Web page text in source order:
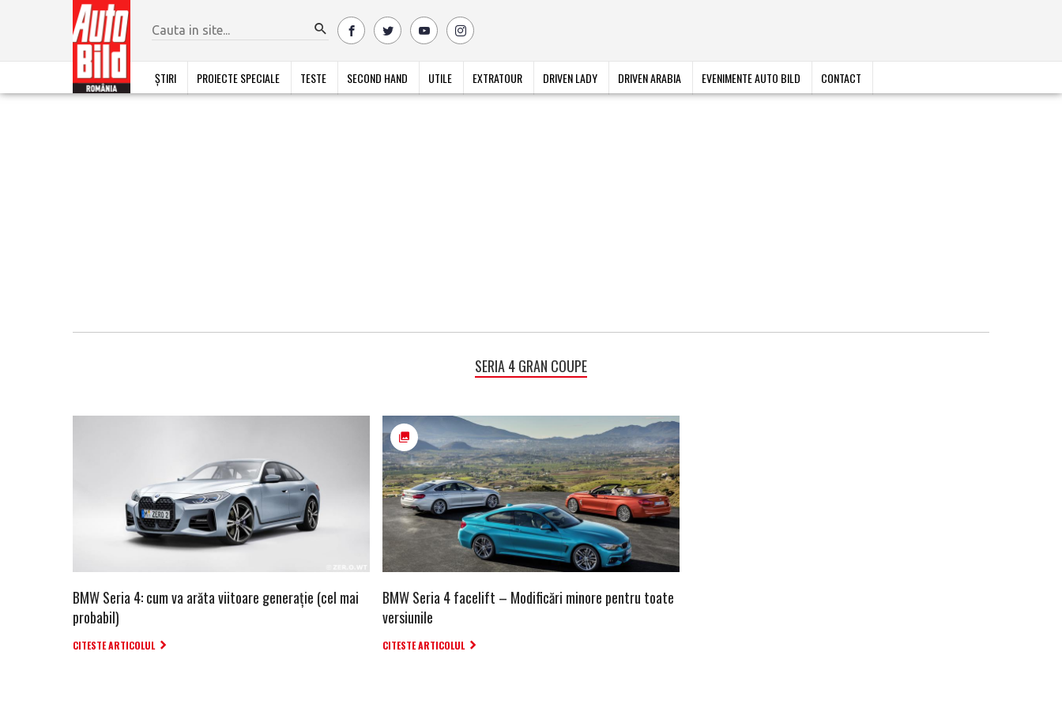
ȘTIRI PROIECTE SPECIALE TESTE SECOND HAND UTILE EXTRATOUR DRIVEN LADY DRIVEN ARABIA EVENIMENTE AUTO BILD CONTACT
SERIA 4 GRAN COUPE
BMW Seria 4: cum va arăta viitoare generație (cel mai
probabil)
CITESTE ARTICOLUL
BMW Seria 4 facelift – Modificări minore pentru toate
versiunile
CITESTE ARTICOLUL